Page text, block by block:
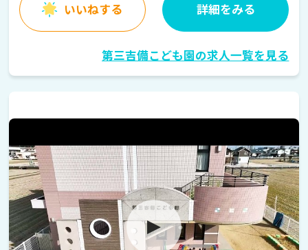
いいねする 詳細をみる
第三吉備こども園の求人一覧を見る